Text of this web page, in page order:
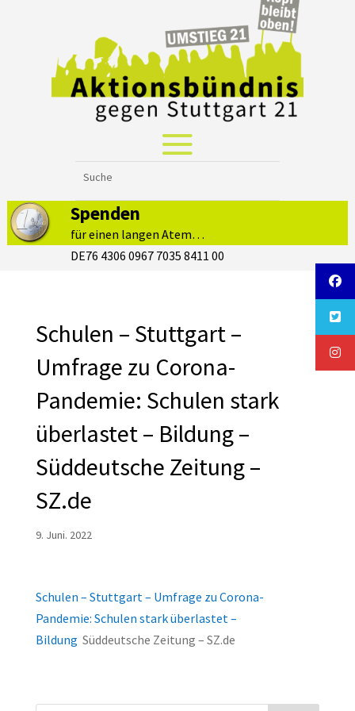
Spenden
für einen langen Atem…
DE76 4306 0967 7035 8411 00
Schulen – Stuttgart –
Umfrage zu Corona-
Pandemie: Schulen stark
überlastet – Bildung –
Süddeutsche Zeitung –
SZ.de
9. Juni. 2022
Schulen – Stuttgart – Umfrage zu Corona-
Pandemie: Schulen stark überlastet –
Bildung Süddeutsche Zeitung – SZ.de